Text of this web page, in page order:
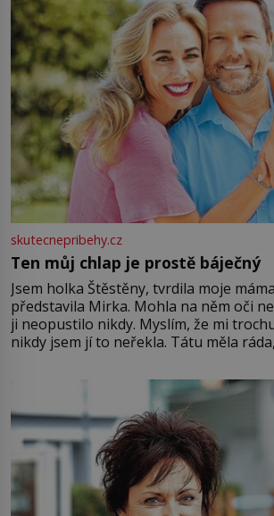
skutecnepribehy.cz
Ten můj chlap je prostě báječný
Jsem holka Štěstěny, tvrdila moje
představila Mirka. Mohla na něm oči
ji neopustilo nikdy. Myslím, že mi
nikdy jsem jí to neřekla. Tátu měla
Jsme spolu moc rádi Tehdy byla jiná